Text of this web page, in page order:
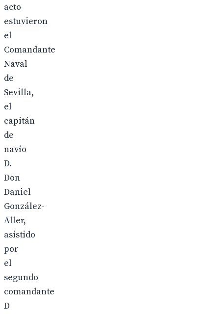
acto
estuvieron
el
Comandante
Naval
de
Sevilla,
el
capitán
de
navío
D.
Don
Daniel
González-
Aller,
asistido
por
el
segundo
comandante
D